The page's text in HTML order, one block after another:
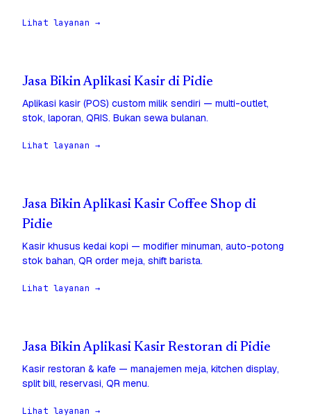
Lihat layanan →
Jasa Bikin Aplikasi Kasir di Pidie
Aplikasi kasir (POS) custom milik sendiri — multi-outlet,
stok, laporan, QRIS. Bukan sewa bulanan.
Lihat layanan →
Jasa Bikin Aplikasi Kasir Coffee Shop di
Pidie
Kasir khusus kedai kopi — modifier minuman, auto-potong
stok bahan, QR order meja, shift barista.
Lihat layanan →
Jasa Bikin Aplikasi Kasir Restoran di Pidie
Kasir restoran & kafe — manajemen meja, kitchen display,
split bill, reservasi, QR menu.
Lihat layanan →